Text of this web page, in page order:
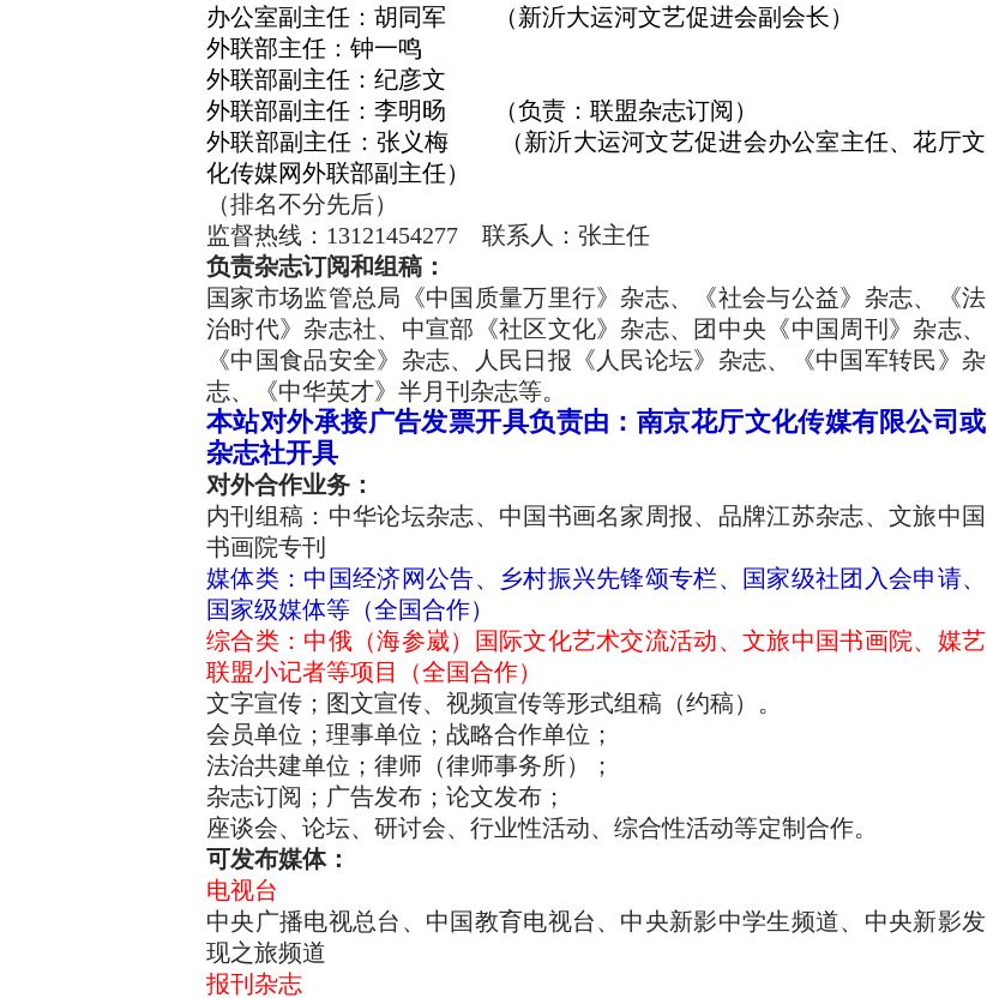
办公室副主任：胡同军 （新沂大运河文艺促进会副会长）
外联部主任：钟一鸣
外联部副主任：纪彦文
外联部副主任：李明旸 （负责：联盟杂志订阅）
外联部副主任：张义梅 （新沂大运河文艺促进会办公室主任、花厅文
化传媒网外联部副主任）
（排名不分先后）
监督热线：13121454277 联系人：张主任
负责杂志订阅和组稿：
国家市场监管总局《中国质量万里行》杂志、《社会与公益》杂志、《法
治时代》杂志社、中宣部《社区文化》杂志、团中央《中国周刊》杂志、
《中国食品安全》杂志、人民日报《人民论坛》杂志、《中国军转民》杂
志、《中华英才》半月刊杂志等。
本站对外承接广告发票开具负责由：南京花厅文化传媒有限公司或
杂志社开具
对外合作业务：
内刊组稿：中华论坛杂志、中国书画名家周报、品牌江苏杂志、文旅中国
书画院专刊
媒体类：中国经济网公告、乡村振兴先锋颂专栏、国家级社团入会申请、
国家级媒体等（全国合作）
综合类：中俄（海参崴）国际文化艺术交流活动、文旅中国书画院、媒艺
联盟小记者等项目（全国合作）
文字宣传；图文宣传、视频宣传等形式组稿（约稿）。
会员单位；理事单位；战略合作单位；
法治共建单位；律师（律师事务所）；
杂志订阅；广告发布；论文发布；
座谈会、论坛、研讨会、行业性活动、综合性活动等定制合作。
可发布媒体：
电视台
中央广播电视总台、中国教育电视台、中央新影中学生频道、中央新影发
现之旅频道
报刊杂志